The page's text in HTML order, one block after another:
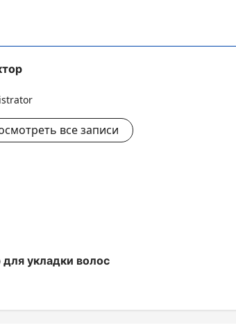
все записи
укладки волос